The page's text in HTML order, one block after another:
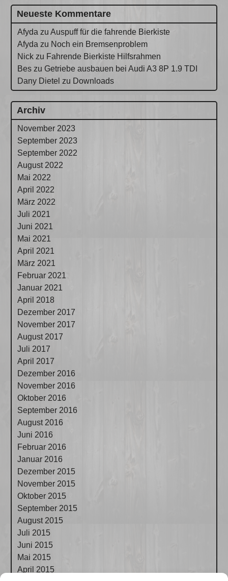
Neueste Kommentare
Afyda zuAuspuff für die fahrende Bierkiste
Afyda zu Noch ein Bremsenproblem
Nick zu Fahrende Bierkiste Hilfsrahmen
Bes zuGetriebe ausbauen bei Audi A3 8P 1.9 TDI
Dany Dietel zu Downloads
Archiv
November 2023
September 2023
September 2022
August 2022
Mai 2022
April 2022
März 2022
Juli 2021
Juni 2021
Mai 2021
April 2021
März 2021
Februar 2021
Januar 2021
April 2018
Dezember 2017
November 2017
August 2017
Juli 2017
April 2017
Dezember 2016
November 2016
Oktober 2016
September 2016
August 2016
Juni 2016
Februar 2016
Januar 2016
Dezember 2015
November 2015
Oktober 2015
September 2015
August 2015
Juli 2015
Juni 2015
Mai 2015
April 2015